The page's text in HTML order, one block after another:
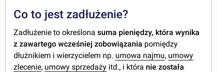
Co to jest zadłużenie?
Zadłużenie to określonasuma pieniędzy, która wynika
z zawartego wcześniej zobowiązania pomiędzy
dłużnikiem i wierzycielem np. umowa najmu, umowy
zlecenie, umowy sprzedaży itd., i która nie została